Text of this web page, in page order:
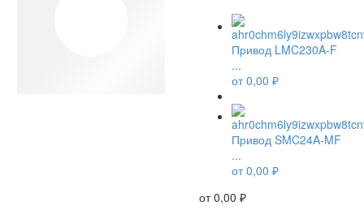
Привод LMC230A-F
...
от0,00 ₽
Привод SMC24A-MF
...
от0,00 ₽
от0,00 ₽